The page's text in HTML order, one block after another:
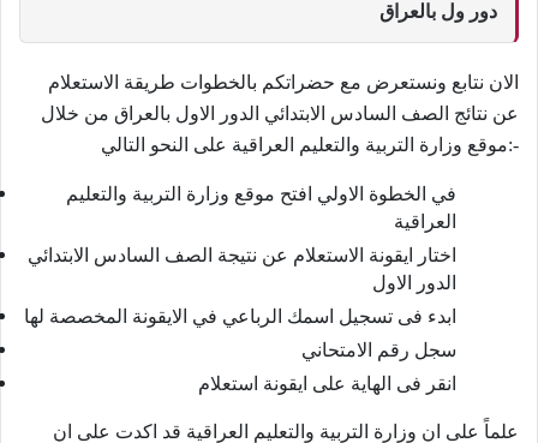
دور ول بالعراق
الان نتابع ونستعرض مع حضراتكم بالخطوات طريقة الاستعلام
عن نتائج الصف السادس الابتدائي الدور الاول بالعراق من خلال
موقع وزارة التربية والتعليم العراقية على النحو التالي:-
في الخطوة الاولي افتح موقع وزارة التربية والتعليم
العراقية
اختار ايقونة الاستعلام عن نتيجة الصف السادس الابتدائي
الدور الاول
ابدء فى تسجيل اسمك الرباعي في الايقونة المخصصة لها
سجل رقم الامتحاني
انقر فى الهاية على ايقونة استعلام
علماً على ان وزارة التربية والتعليم العراقية قد اكدت على ان